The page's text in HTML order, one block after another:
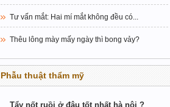
Tư vấn mắt: Hai mí mắt không đều có...
Thêu lông mày mấy ngày thì bong vảy?
Phẫu thuật thẩm mỹ
Tẩy nốt ruồi ở đâu tốt nhất hà nội ?